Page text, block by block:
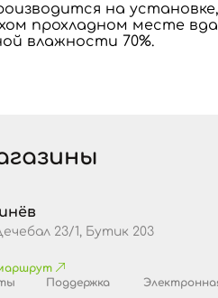
на
прохладном месте
влажности 70%.
23/1, Бутик 203
Поддержка